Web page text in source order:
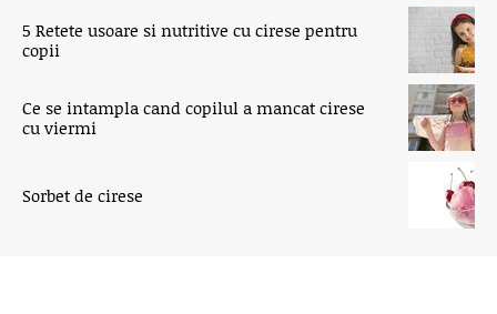
5 Retete usoare si nutritive cu cirese pentru
copii
Ce se intampla cand copilul a mancat cirese
cu viermi
Sorbet de cirese